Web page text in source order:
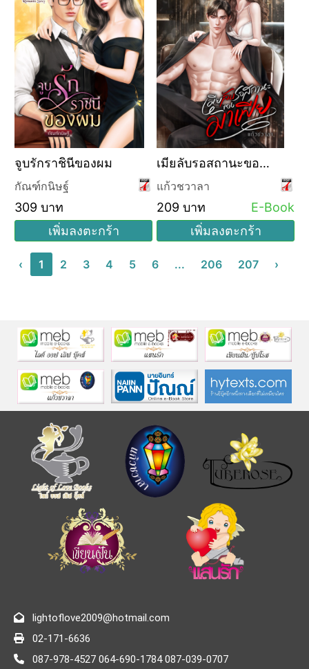
จูบรักราชินีของผม
กัณฑ์กนิษฐ์
309 บาท
เพิ่มลงตะกร้า
เมียลับรอสถานะของ
มาเฟีย
แก้วชวาลา
209 บาท
E-Book
เพิ่มลงตะกร้า
‹ 1 2 3 4 5 6 ... 206 207 ›
lightoflove2009@hotmail.com
02-171-6636
087-978-4527 064-690-1784 087-039-0707